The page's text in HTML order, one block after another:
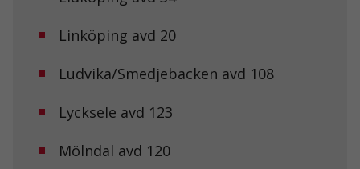
Linköping avd 20
Ludvika/Smedjebacken avd 108
Lycksele avd 123
Mölndal avd 120